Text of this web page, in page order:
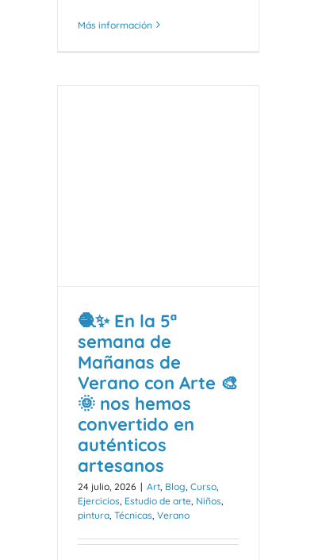
Más información
🧶✨ En la 5ª
semana de
Mañanas de
Verano con Arte 🎨
🌞 nos hemos
convertido en
auténticos
artesanos
24 julio, 2026 | Art, Blog, Curso,
Ejercicios, Estudio de arte, Niños,
pintura, Técnicas, Verano